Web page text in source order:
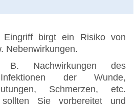
Eingriff birgt ein Risiko von
Nebenwirkungen.
Nachwirkungen des
Infektionen der Wunde,
Schmerzen, etc.
Sie vorbereitet und